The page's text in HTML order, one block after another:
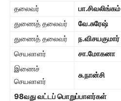
தலைவர்
பா.சிவலிங்கம்
துணைத் தலைவர்
வே.சுரேஷ்
துணைத் தலைவர்
ந.விசயகுமார்
செயலாளர்
சா.மோகனா
இணைச்
செயலாளர்
சு.நான்சி
98வது வட்டப் பொறுப்பாளர்கள்